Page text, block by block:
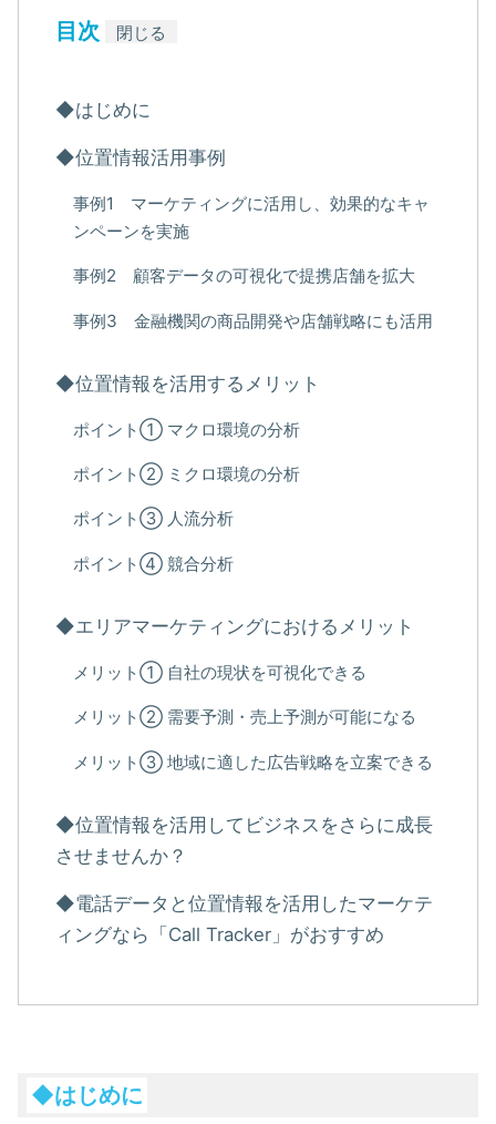
目次 閉じる
◆はじめに
◆位置情報活用事例
事例1 マーケティングに活用し、効果的なキャ
ンペーンを実施
事例2 顧客データの可視化で提携店舗を拡大
事例3 金融機関の商品開発や店舗戦略にも活用
◆位置情報を活用するメリット
ポイント① マクロ環境の分析
ポイント② ミクロ環境の分析
ポイント③ 人流分析
ポイント④ 競合分析
◆エリアマーケティングにおけるメリット
メリット① 自社の現状を可視化できる
メリット② 需要予測・売上予測が可能になる
メリット③ 地域に適した広告戦略を立案できる
◆位置情報を活用してビジネスをさらに成長
させませんか？
◆電話データと位置情報を活用したマーケテ
ィングなら「Call Tracker」がおすすめ
◆はじめに